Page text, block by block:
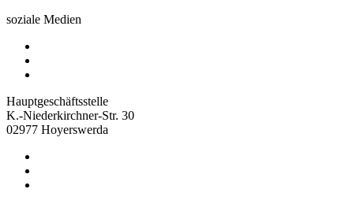
soziale Medien
Hauptgeschäftsstelle
K.-Niederkirchner-Str. 30
02977 Hoyerswerda